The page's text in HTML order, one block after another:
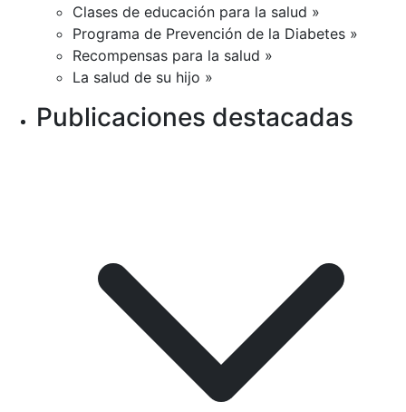
Clases de educación para la salud »
Programa de Prevención de la Diabetes »
Recompensas para la salud »
La salud de su hijo »
Publicaciones destacadas